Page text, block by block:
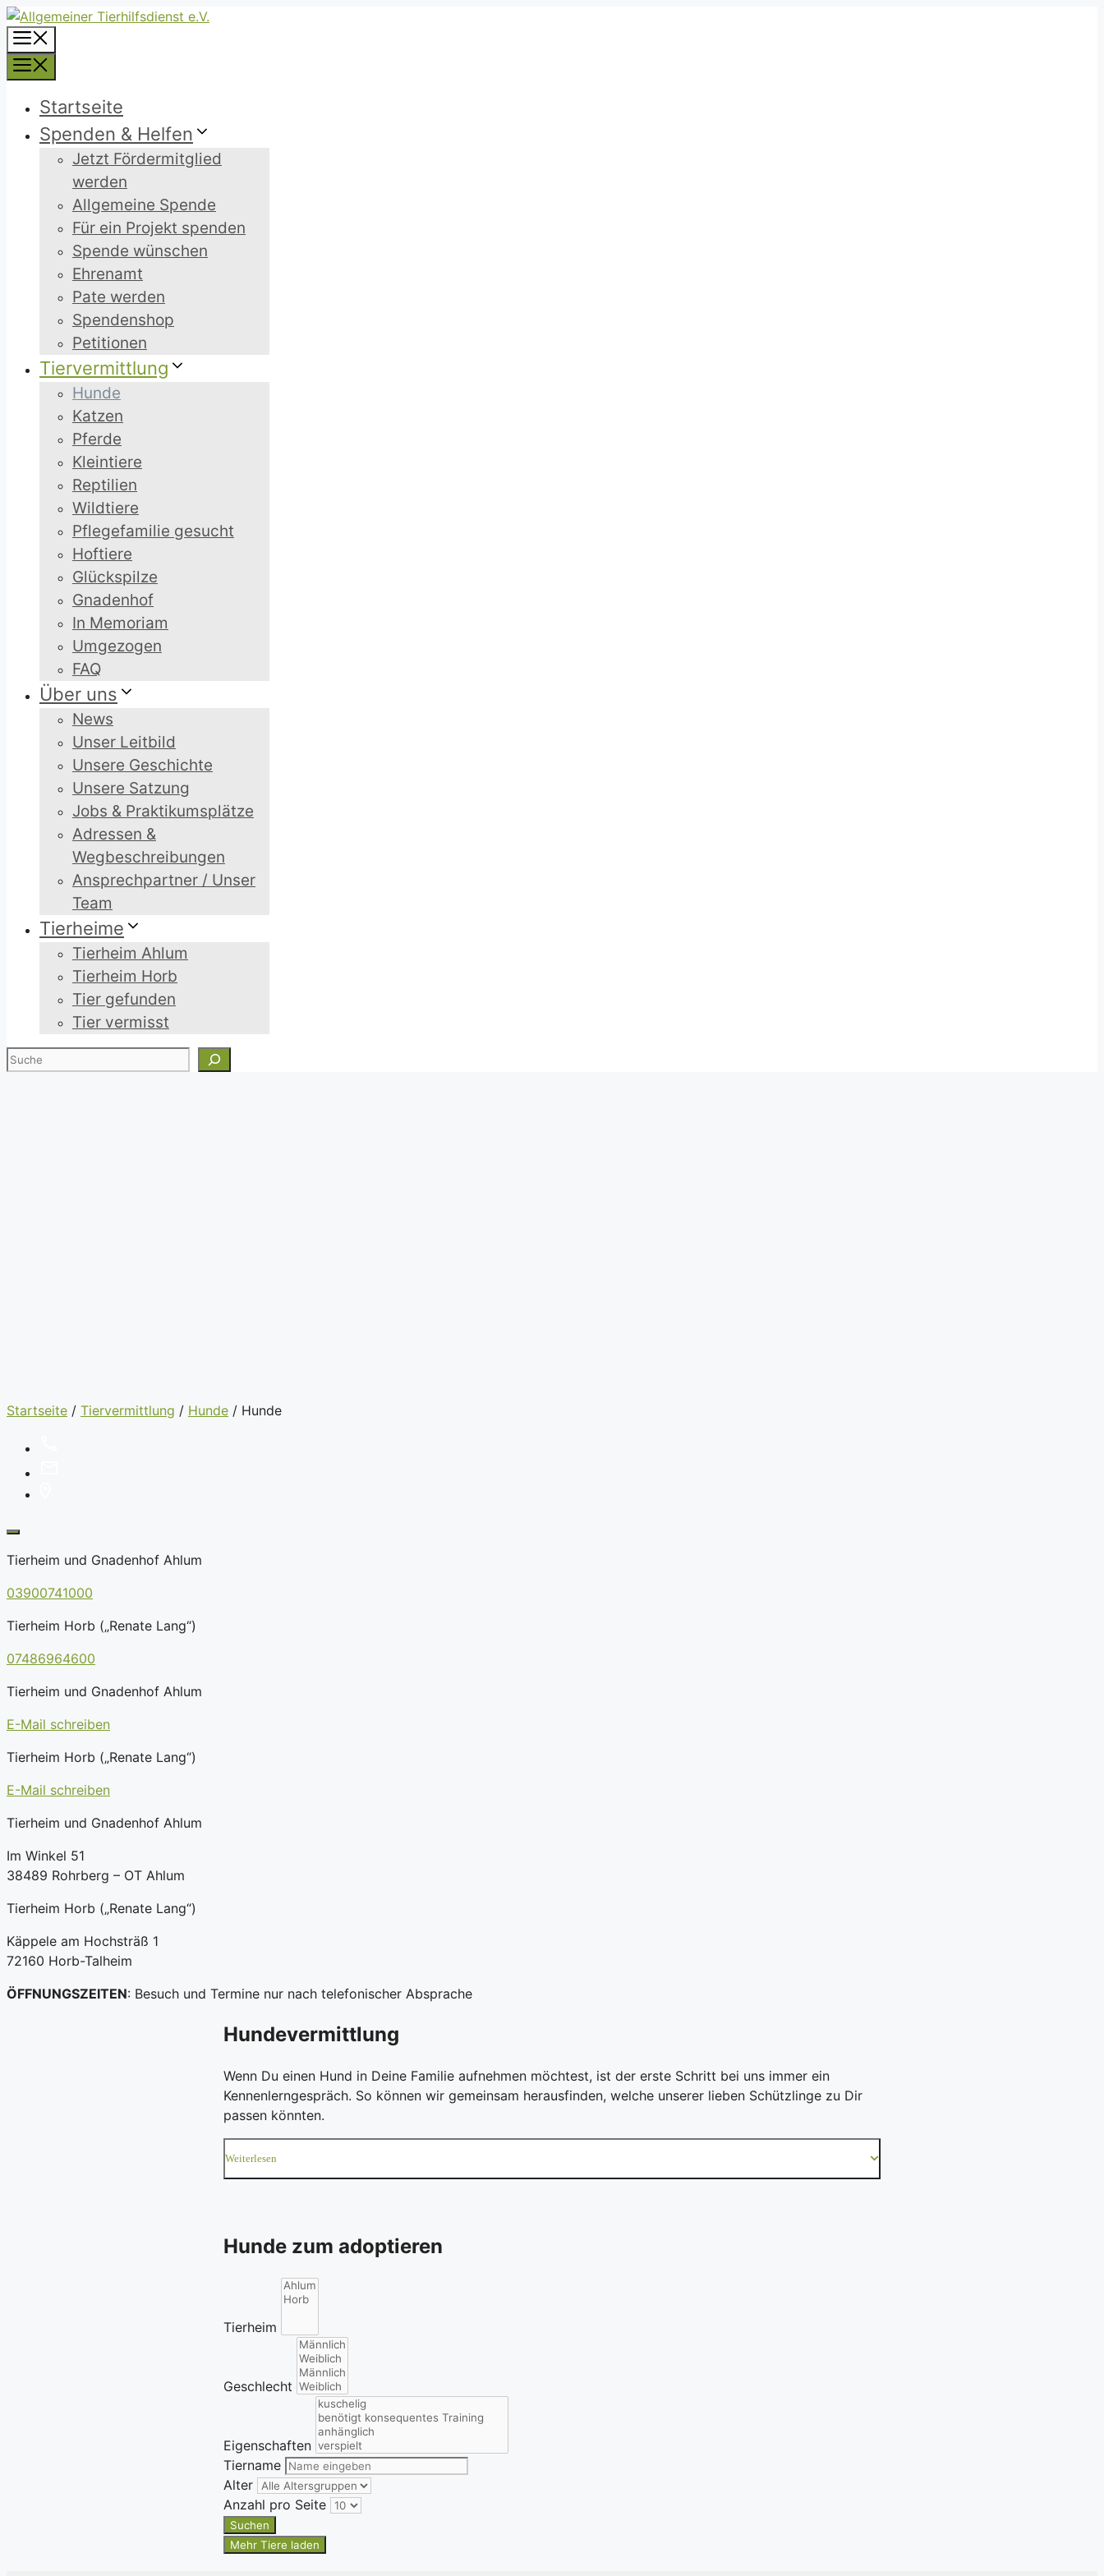
Zum
Inhalt
springen
Startseite
Spenden & Helfen
Jetzt Fördermitglied
werden
Allgemeine Spende
Für ein Projekt spenden
Spende wünschen
Ehrenamt
Pate werden
Spendenshop
Petitionen
Tiervermittlung
Hunde
Katzen
Pferde
Kleintiere
Reptilien
Wildtiere
Pflegefamilie gesucht
Hoftiere
Glückspilze
Gnadenhof
In Memoriam
Umgezogen
FAQ
Über uns
News
Unser Leitbild
Unsere Geschichte
Unsere Satzung
Jobs & Praktikumsplätze
Adressen &
Wegbeschreibungen
Ansprechpartner / Unser
Team
Tierheime
Tierheim Ahlum
Tierheim Horb
Tier gefunden
Tier vermisst
Suchen
Startseite / Tiervermittlung / Hunde / Hunde
Tierheim und Gnadenhof Ahlum
03900741000
Tierheim Horb („Renate Lang“)
07486964600
Tierheim und Gnadenhof Ahlum
E-Mail schreiben
Tierheim Horb („Renate Lang“)
E-Mail schreiben
Tierheim und Gnadenhof Ahlum
Im Winkel 51
38489 Rohrberg – OT Ahlum
Tierheim Horb („Renate Lang“)
Käppele am Hochsträß 1
72160 Horb-Talheim
ÖFFNUNGSZEITEN: Besuch und Termine nur nach telefonischer Absprache
Hundevermittlung
Wenn Du einen Hund in Deine Familie aufnehmen möchtest, ist der erste Schritt bei uns immer ein
Kennenlerngespräch. So können wir gemeinsam herausfinden, welche unserer lieben Schützlinge zu Dir
passen könnten.
Weiterlesen
Hunde zum adoptieren​
Tierheim
Geschlecht
Eigenschaften
Tiername
Alter
Anzahl pro Seite
Suchen
Mehr Tiere laden